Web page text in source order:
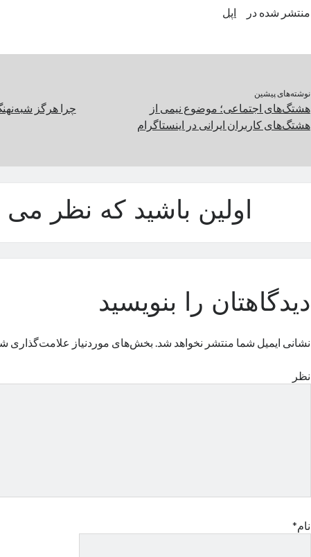
منتشر شده در اپل
نوشته‌های پیشین
هشتگ‌های اجتماعی؛ موضوع نیمی از
هشتگ‌های کاربران ایرانی در اینستاگرام
چرا هرگز
اولین باشید که نظر می
دیدگاهتان را بنویسید
نشانی ایمیل شما منتشر نخواهد شد. بخش‌های موردنیاز علامت‌گذاری
نظر
نام*